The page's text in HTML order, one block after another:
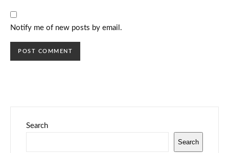
Notify me of new posts by email.
Search
Search